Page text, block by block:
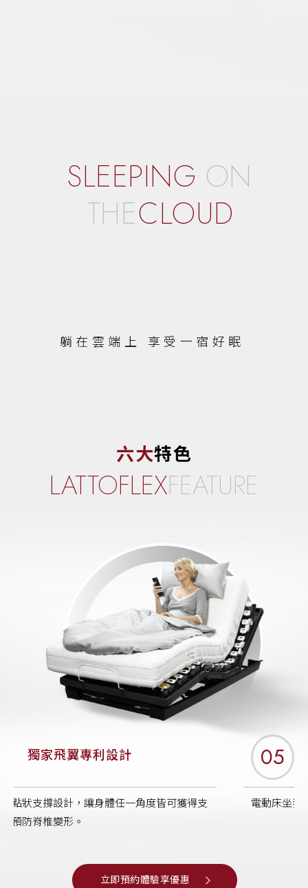
SLEEPING ON
THECLOUD
躺在雲端上 享受一宿好眠
六大特色
LATTOFLEXFEATURE
立即預約體驗享優惠
05 坐姿後移貼心設計
電動床坐姿升起後，保持燈源位置不變，方便閱讀